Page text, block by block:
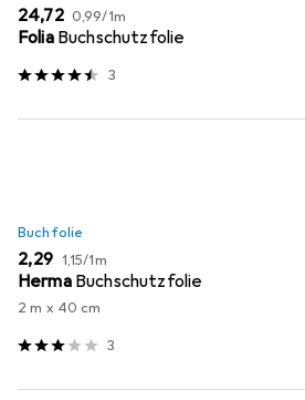
EUR
24,72 EUR
0,99/1m
Folia Buchschutzfolie
3
Buchfolie
EUR
2,29 EUR
1,15/1m
Herma Buchschutzfolie
2 m x 40 cm
3